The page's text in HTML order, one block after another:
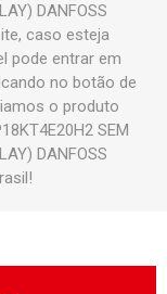
DANFOSS
caso esteja
pode entrar em
no botão de
o produto
SEM
DANFOSS